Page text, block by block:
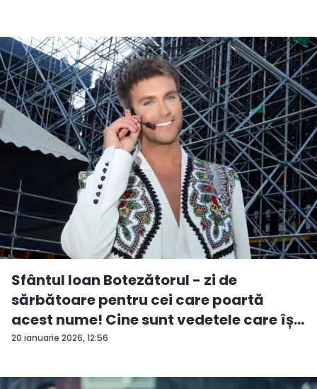
20 ianuarie 2026, 12:56
Sfântul Ioan Botezătorul - zi de
sărbătoare pentru cei care poartă
acest nume! Cine sunt vedetele care îș...